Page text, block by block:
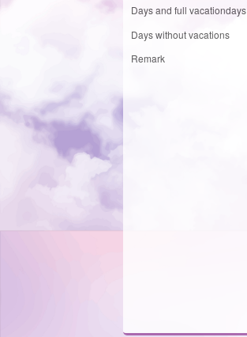
Days and full vacationdays
Days without vacations
Remark